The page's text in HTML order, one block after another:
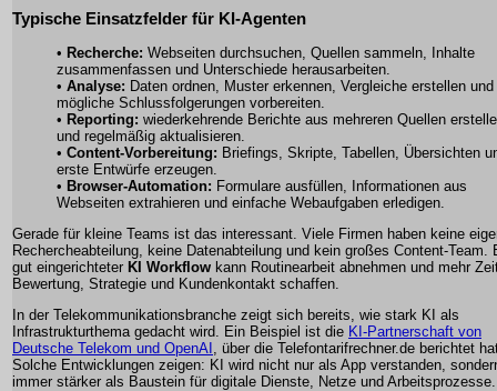
Typische Einsatzfelder für KI-Agenten
• Recherche: Webseiten durchsuchen, Quellen sammeln, Inhalte
zusammenfassen und Unterschiede herausarbeiten.
• Analyse: Daten ordnen, Muster erkennen, Vergleiche erstellen und
mögliche Schlussfolgerungen vorbereiten.
• Reporting: wiederkehrende Berichte aus mehreren Quellen
und regelmäßig aktualisieren.
• Content-Vorbereitung: Briefings, Skripte, Tabellen, Übersichten
erste Entwürfe erzeugen.
• Browser-Automation: Formulare ausfüllen, Informationen aus
Webseiten extrahieren und einfache Webaufgaben erledigen.
Gerade für kleine Teams ist das interessant. Viele Firmen haben keine
Rechercheabteilung, keine Datenabteilung und kein großes Content-Team.
gut eingerichteter KI Workflow kann Routinearbeit abnehmen und mehr
Bewertung, Strategie und Kundenkontakt schaffen.
In der Telekommunikationsbranche zeigt sich bereits, wie stark KI als
Infrastrukturthema gedacht wird. Ein Beispiel ist die KI-Partnerschaft von
Deutsche Telekom und OpenAI
, über die Telefontarifrechner.de berichtet
Solche Entwicklungen zeigen: KI wird nicht nur als App verstanden,
immer stärker als Baustein für digitale Dienste, Netze und Arbeitsprozesse.